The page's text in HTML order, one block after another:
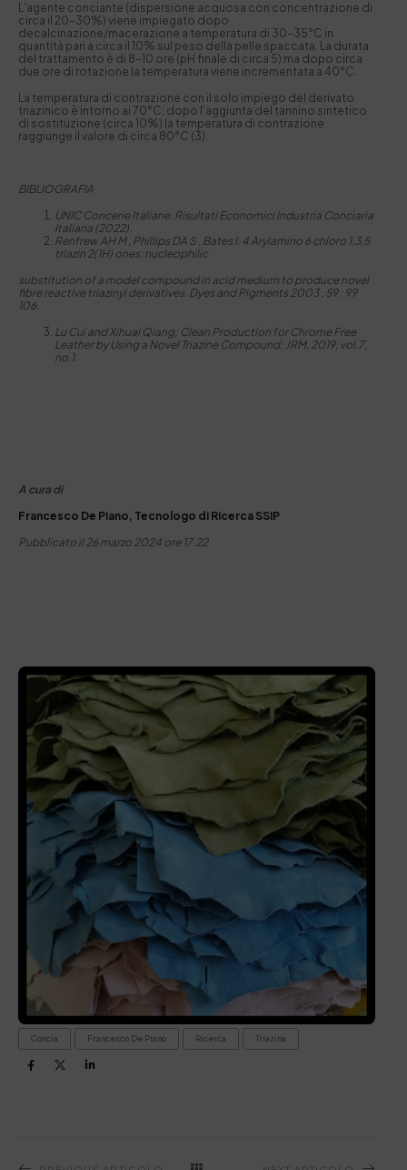
L’agente conciante (dispersione acquosa con concentrazione di
circa il 20-30%) viene impiegato dopo
decalcinazione/macerazione a temperatura di 30-35°C in
quantità pari a circa il 10% sul peso della pelle spaccata. La durata
del trattamento è di 8-10 ore (pH finale di circa 5) ma dopo circa
due ore di rotazione la temperatura viene incrementata a 40°C.
La temperatura di contrazione con il solo impiego del derivato
triazinico è intorno ai 70°C; dopo l’aggiunta del tannino sintetico
di sostituzione (circa 10%) la temperatura di contrazione
raggiunge il valore di circa 80°C (3).
BIBLIOGRAFIA
UNIC Concerie Italiane. Risultati Economici Industria Conciaria
Italiana (2022).
Renfrew AH M , Phillips DA S , Bates I. 4 Arylamino 6 chloro 1,3,5
triazin 2(1H) ones: nucleophilic
substitution of a model compound in acid medium to produce novel
fibre reactive triazinyl derivatives. Dyes and Pigments 2003 , 59 : 99
106.
Lu Cui and Xihuai Qiang; Clean Production for Chrome Free
Leather by Using a Novel Triazine Compound; JRM, 2019, vol.7,
no.1.
A cura di
Francesco De Piano, Tecnologo di Ricerca SSIP
Pubblicato il 26 marzo 2024 ore 17.22
Concia Francesco De Piano Ricerca Triazina